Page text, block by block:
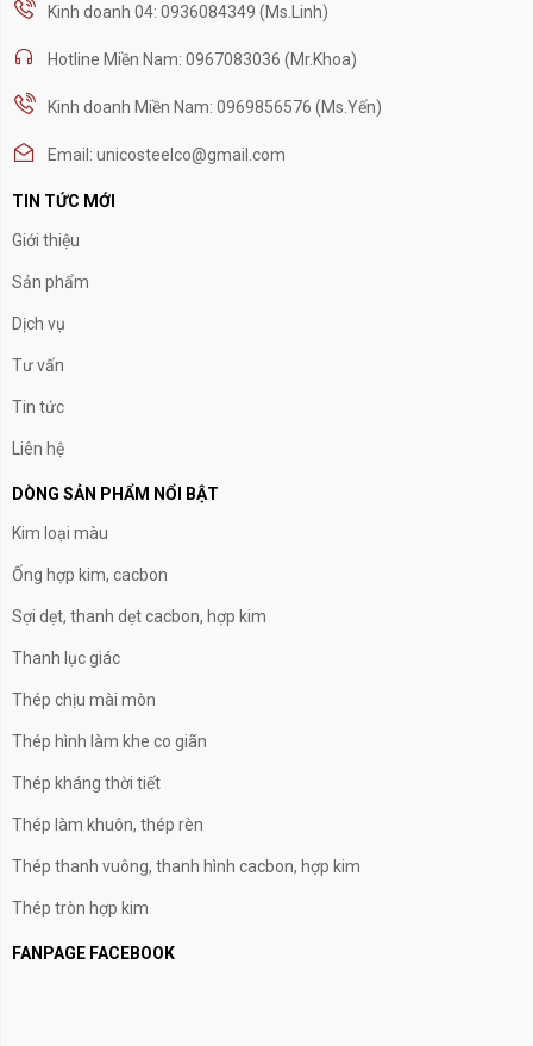
Kinh doanh 04: 0936084349 (Ms.Linh)
Hotline Miền Nam: 0967083036 (Mr.Khoa)
Kinh doanh Miền Nam: 0969856576 (Ms.Yến)
Email: unicosteelco@gmail.com
TIN TỨC MỚI
Giới thiệu
Sản phẩm
Dịch vụ
Tư vấn
Tin tức
Liên hệ
DÒNG SẢN PHẨM NỔI BẬT
Kim loại màu
Ống hợp kim, cacbon
Sợi dẹt, thanh dẹt cacbon, hợp kim
Thanh lục giác
Thép chịu mài mòn
Thép hình làm khe co giãn
Thép kháng thời tiết
Thép làm khuôn, thép rèn
Thép thanh vuông, thanh hình cacbon, hợp kim
Thép tròn hợp kim
FANPAGE FACEBOOK